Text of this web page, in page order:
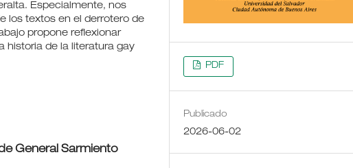
Especialmente, nos
los textos en el derrotero de
propone reflexionar
historia de la literatura gay
General Sarmiento
PDF
Publicado
2026-06-02